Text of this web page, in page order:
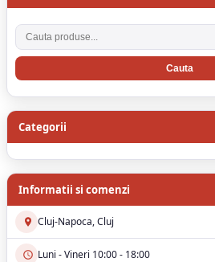
Cauta produse
Categorii
Informatii si comenzi
Cluj-Napoca, Cluj
Luni - Vineri 10:00 - 18:00